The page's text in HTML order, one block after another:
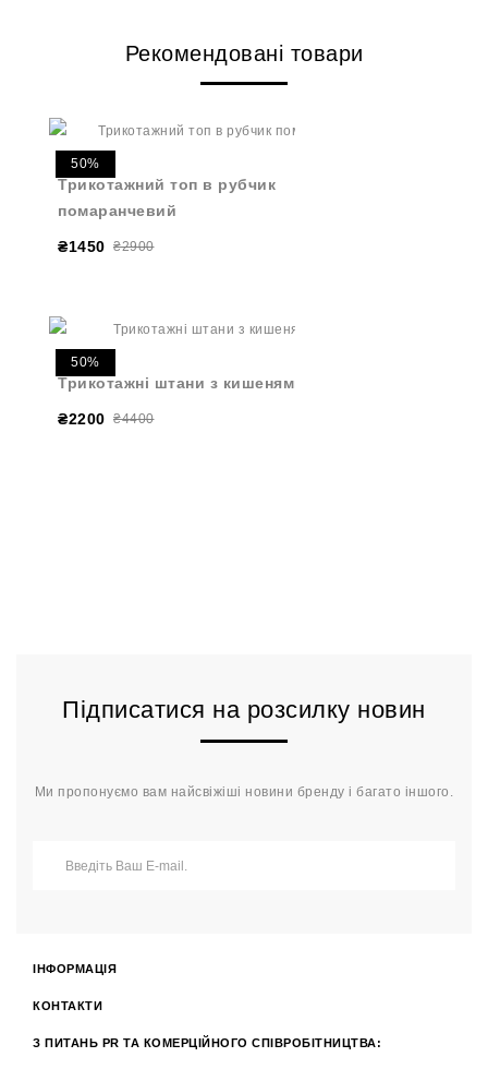
Рекомендовані товари
50%
Трикотажний топ в рубчик
помаранчевий
₴1450 ₴2900
50%
Трикотажні штани з кишенями ягідні
₴2200 ₴4400
Підписатися на розсилку новин
Ми пропонуємо вам найсвіжіші новини бренду і багато іншого.
ІНФОРМАЦІЯ
КОНТАКТИ
З ПИТАНЬ PR ТА КОМЕРЦІЙНОГО СПІВРОБІТНИЦТВА: